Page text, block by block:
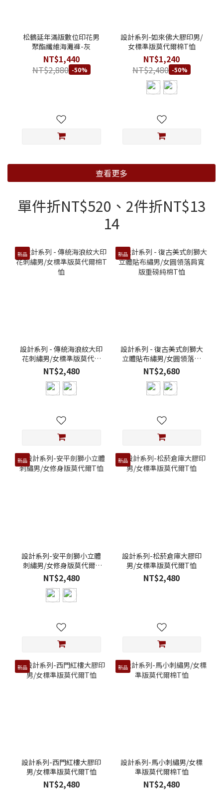
松鶴延年滿版數位印花男
聚酯纖維海灘褲-灰
NT$1,440
NT$2,880 -50%
設計系列-如來佛大膠印男/
女標準版莫代爾棉T恤
NT$1,240
NT$2,480 -50%
查看更多
單件折NT$520、2件折NT$13
14
新品
設計系列 - 傳統海浪紋大印
花刺繡男/女標準版莫代爾
棉T恤
NT$2,480
新品
設計系列 - 復古美式劍獅大
立體貼布繡男/女圓領落肩
寬版重磅純棉T恤
NT$2,680
新品
設計系列-安平劍獅小立體
刺繡男/女修身版莫代爾T
恤
NT$2,480
新品
設計系列-松菸倉庫大膠印
男/女標準版莫代爾T恤
NT$2,480
新品
設計系列-西門紅樓大膠印
男/女標準版莫代爾T恤
NT$2,480
新品
設計系列-馬小刺繡男/女標
準版莫代爾棉T恤
NT$2,480